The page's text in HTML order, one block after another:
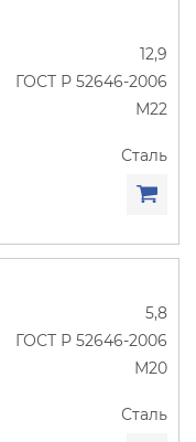
12,9
ГОСТ Р 52646-2006
М22
Сталь
5,8
ГОСТ Р 52646-2006
М20
Сталь